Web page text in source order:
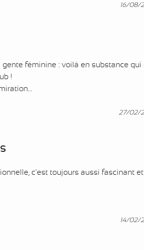
16/08/
gente féminine : voilà en substance qui
!
27/02/
c'est toujours aussi fascinant et
14/02/